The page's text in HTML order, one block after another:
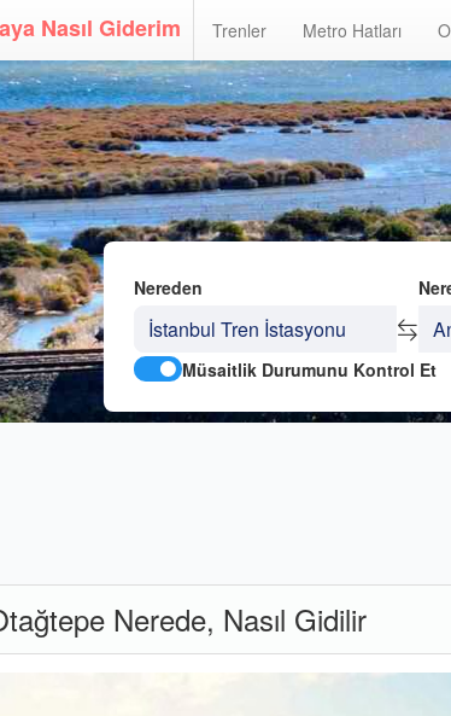
Nasıl Giderim Trenler Metro Hatları
Nereden
Müsaitlik Durumunu Kontrol Et
Nerede, Nasıl Gidilir